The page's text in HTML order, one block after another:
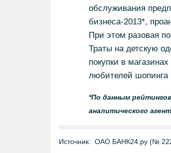
обслуживания
бизнеса-2013*,
При этом разовая
Траты на детскую
покупки в
любителей шопинга
*По данным
аналитического
Источник: ОАО БАНК24.ру (№